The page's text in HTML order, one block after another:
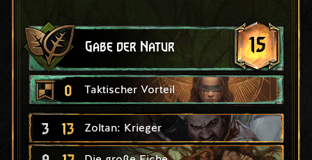
Gabe der Natur 15
0 Taktischer Vorteil
3 13 Zoltan: Krieger